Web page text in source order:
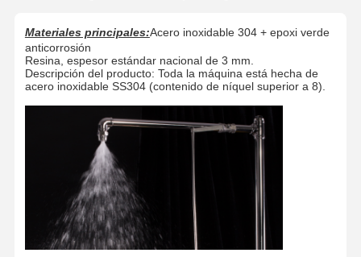
Materiales principales:Acero inoxidable 304 + epoxi verde
anticorrosión
Resina, espesor estándar nacional de 3 mm.
Descripción del producto: Toda la máquina está hecha de
acero inoxidable SS304 (contenido de níquel superior a 8).